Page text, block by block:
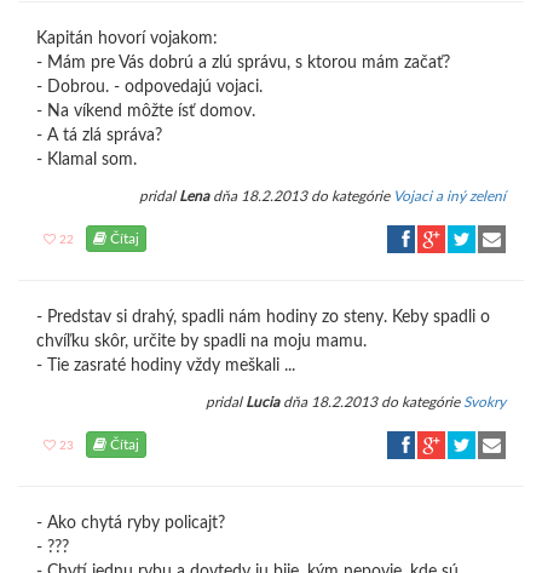
Kapitán hovorí vojakom:
- Mám pre Vás dobrú a zlú správu, s ktorou mám začať?
- Dobrou. - odpovedajú vojaci.
- Na víkend môžte ísť domov.
- A tá zlá správa?
- Klamal som.
pridal Lenadňa 18.2.2013 do kategórie Vojaci a iný zelení
22 Čítaj
- Predstav si drahý, spadli nám hodiny zo steny. Keby spadli o
chvíľku skôr, určite by spadli na moju mamu.
- Tie zasraté hodiny vždy meškali ...
pridal Luciadňa 18.2.2013 do kategórie Svokry
23 Čítaj
- Ako chytá ryby policajt?
- ???